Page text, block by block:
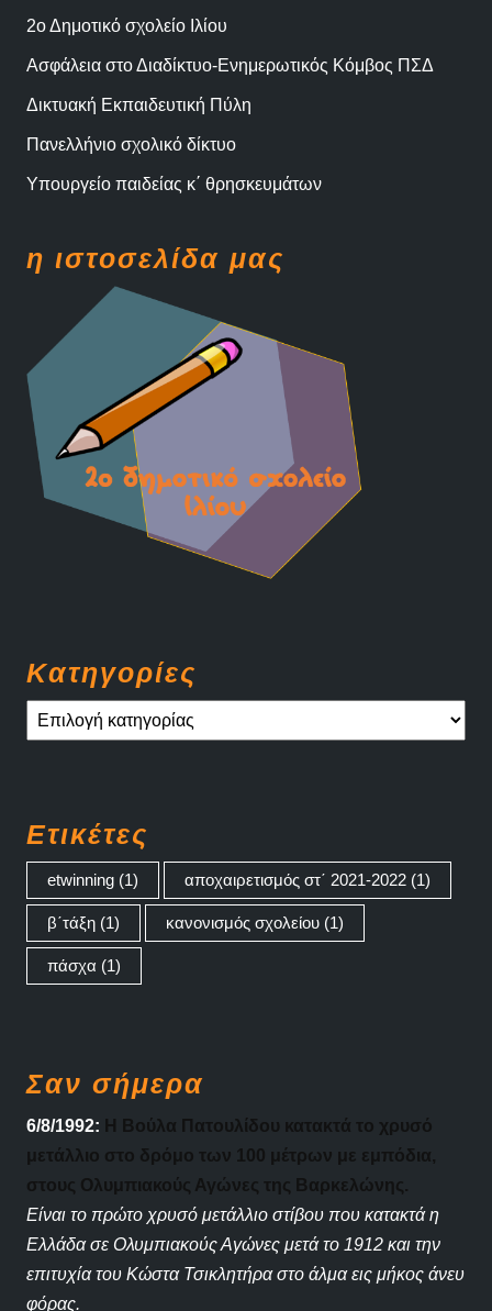
2ο Δημοτικό σχολείο Ιλίου
Ασφάλεια στο Διαδίκτυο-Ενημερωτικός Κόμβος ΠΣΔ
Δικτυακή Εκπαιδευτική Πύλη
Πανελλήνιο σχολικό δίκτυο
Υπουργείο παιδείας κ΄ θρησκευμάτων
η ιστοσελίδα μας
Kατηγορίες
Kατηγορίες
Ετικέτες
etwinning (1) αποχαιρετισμός στ΄ 2021-2022 (1)
β΄τάξη (1) κανονισμός σχολείου (1)
πάσχα (1)
Σαν σήμερα
6/8/1992: Η Βούλα Πατουλίδου κατακτά το χρυσό
μετάλλιο στο δρόμο των 100 μέτρων με εμπόδια,
στους Ολυμπιακούς Αγώνες της Βαρκελώνης.
Είναι το πρώτο χρυσό μετάλλιο στίβου που κατακτά η
Ελλάδα σε Ολυμπιακούς Αγώνες μετά το 1912 και την
επιτυχία του Κώστα Τσικλητήρα στο άλμα εις μήκος άνευ
φόρας.